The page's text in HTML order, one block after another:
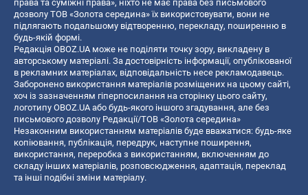
права та суміжні права», ніхто не має права без письмового
дозволу ТОВ «Золота середина» їх використовувати, вони не
підлягають подальшому відтворенню, перекладу, поширенню в
будь-якій формі.
Редакція OBOZ.UA може не поділяти точку зору, викладену в
авторському матеріалі. За достовірність інформації, опублікованої
в рекламних матеріалах, відповідальність несе рекламодавець.
Заборонено використання матеріалів розміщених на цьому сайті,
хоч із зазначенням гіперпосилання на сторінку цього сайту,
логотипу OBOZ.UA або будь-якого іншого згадування, але без
письмового дозволу Редакції/ТОВ «Золота середина»
Незаконним використанням матеріалів буде вважатися: будь-яке
копiювання, публiкацiя, передрук, наступне поширення,
використання, переробка з використанням, включенням до
складу інших матеріалів, розповсюдження, адаптація, переклад
та інші подібні зміни матеріалу.